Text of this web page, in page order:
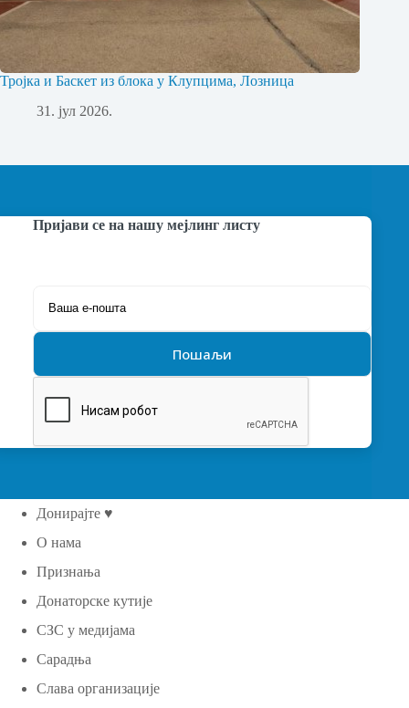
Тројка и Баскет из блока у Клупцима, Лозница
31. јул 2026.
Пријави се на нашу мејлинг листу
Донирајте ♥
О нама
Признања
Донаторске кутије
СЗС у медијама
Сарадња
Слава организације